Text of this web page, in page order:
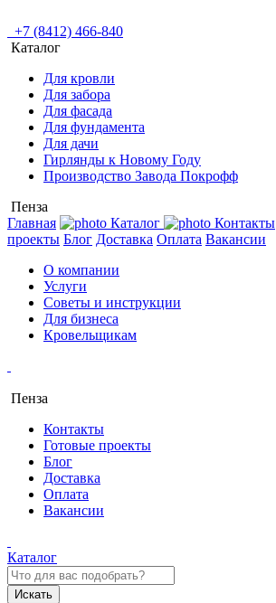
+7 (8412) 466-840
Каталог
Для кровли
Для забора
Для фасада
Для фундамента
Для дачи
Гирлянды к Новому Году
Производство Завода Покрофф
Пенза
Главная
Каталог Контакты
проекты Блог Доставка Оплата Вакансии
О компании
Услуги
Советы и инструкции
Для бизнеса
Кровельщикам
Пенза
Контакты
Готовые проекты
Блог
Доставка
Оплата
Вакансии
Каталог
Искать